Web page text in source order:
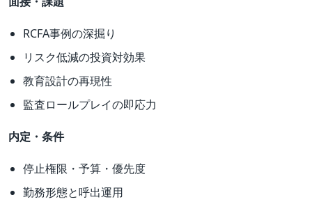
RCFA事例の深掘り
リスク低減の投資対効果
教育設計の再現性
監査ロールプレイの即応力
内定・条件
停止権限・予算・優先度
勤務形態と呼出運用